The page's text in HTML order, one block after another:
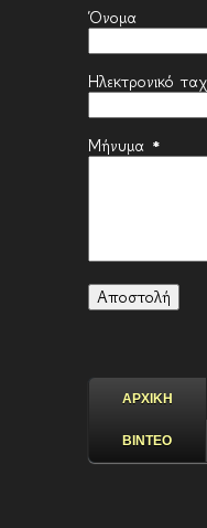
Όνομα
Ηλεκτρονικό
Μήνυμα *
ΑΡΧΙΚΗ
ΒΙΝΤΕΟ